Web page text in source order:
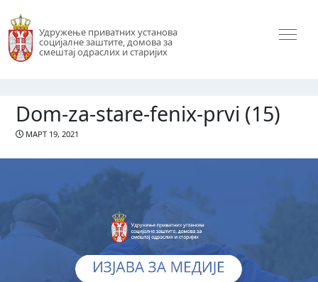
Удружење приватних установа
социјалне заштите, домова за
смештај одраслих и старијих
Dom-za-stare-fenix-prvi (15)
МАРТ 19, 2021